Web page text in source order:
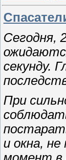
Сегодня,
секунду.
При
и окна,